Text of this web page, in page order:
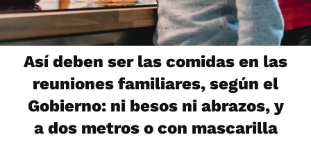
Así deben ser las comidas en las
reuniones familiares, según el
Gobierno: ni besos ni abrazos, y
a dos metros o con mascarilla